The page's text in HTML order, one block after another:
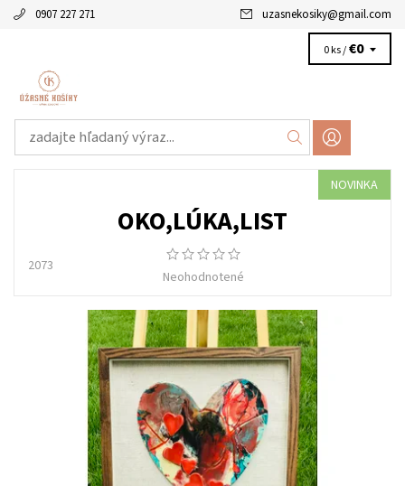
0907 227 271 uzasnekosiky@gmail.com
0 ks /€0
NOVINKA
OKO,LÚKA,LIST
2073
Neohodnotené